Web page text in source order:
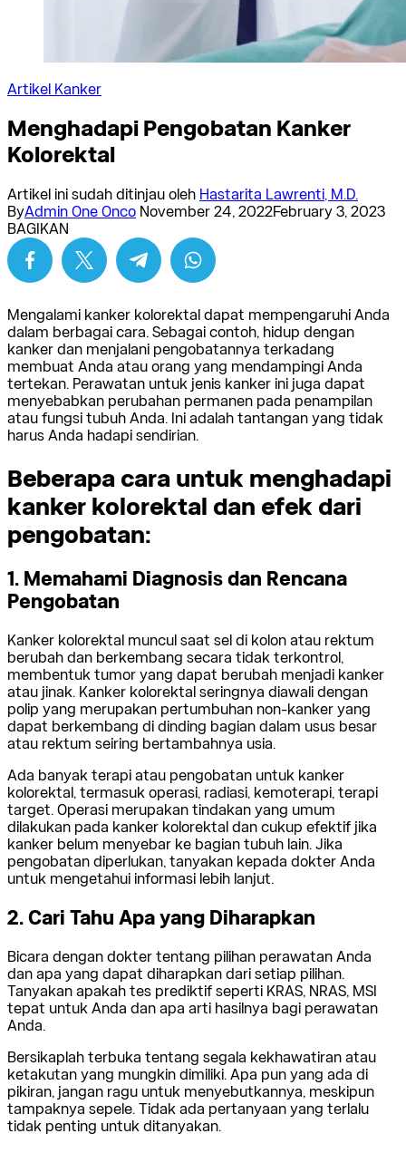
Artikel Kanker
Menghadapi Pengobatan Kanker
Kolorektal
Artikel ini sudah ditinjau oleh Hastarita Lawrenti, M.D.
ByAdmin One Onco November 24, 2022February 3, 2023
BAGIKAN
Mengalami kanker kolorektal dapat mempengaruhi Anda
dalam berbagai cara. Sebagai contoh, hidup dengan
kanker dan menjalani pengobatannya terkadang
membuat Anda atau orang yang mendampingi Anda
tertekan. Perawatan untuk jenis kanker ini juga dapat
menyebabkan perubahan permanen pada penampilan
atau fungsi tubuh Anda. Ini adalah tantangan yang tidak
harus Anda hadapi sendirian.
Beberapa cara untuk menghadapi
kanker kolorektal dan efek dari
pengobatan:
1. Memahami Diagnosis dan Rencana
Pengobatan
Kanker kolorektal muncul saat sel di kolon atau rektum
berubah dan berkembang secara tidak terkontrol,
membentuk tumor yang dapat berubah menjadi kanker
atau jinak. Kanker kolorektal seringnya diawali dengan
polip yang merupakan pertumbuhan non-kanker yang
dapat berkembang di dinding bagian dalam usus besar
atau rektum seiring bertambahnya usia.
Ada banyak terapi atau pengobatan untuk kanker
kolorektal, termasuk operasi, radiasi, kemoterapi, terapi
target. Operasi merupakan tindakan yang umum
dilakukan pada kanker kolorektal dan cukup efektif jika
kanker belum menyebar ke bagian tubuh lain. Jika
pengobatan diperlukan, tanyakan kepada dokter Anda
untuk mengetahui informasi lebih lanjut.
2. Cari Tahu Apa yang Diharapkan
Bicara dengan dokter tentang pilihan perawatan Anda
dan apa yang dapat diharapkan dari setiap pilihan.
Tanyakan apakah tes prediktif seperti KRAS, NRAS, MSI
tepat untuk Anda dan apa arti hasilnya bagi perawatan
Anda.
Bersikaplah terbuka tentang segala kekhawatiran atau
ketakutan yang mungkin dimiliki. Apa pun yang ada di
pikiran, jangan ragu untuk menyebutkannya, meskipun
tampaknya sepele. Tidak ada pertanyaan yang terlalu
tidak penting untuk ditanyakan.